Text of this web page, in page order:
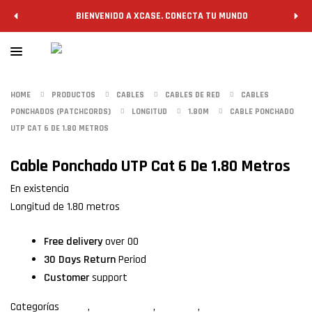
BIENVENIDO A XCASE. CONECTA TU MUNDO
HOME PRODUCTOS CABLES CABLES DE RED
CABLES
PONCHADOS (PATCHCORDS)
LONGITUD 1.80M
CABLE PONCHADO
UTP CAT 6 DE 1.80 METROS
Cable Ponchado UTP Cat 6 De 1.80 Metros
En existencia
Longitud de 1.80 metros
Free deliveryover 00
30 Days ReturnPeriod
Customersupport
Categorías
, , ,